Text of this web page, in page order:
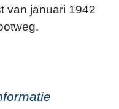
van januari 1942